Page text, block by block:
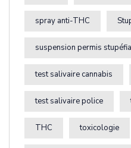
spray anti-THC
suspension permis
test salivaire cannabis
test salivaire police
THC toxicologie